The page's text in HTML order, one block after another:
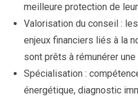
meilleure protection de
Valorisation du conseil :
enjeux financiers liés à la
sont prêts à rémunérer
Spécialisation :
énergétique, diagnostic